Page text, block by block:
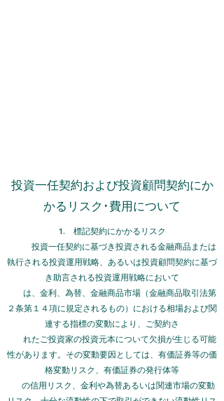
投資一任契約および投資顧問契約にか
かるリスク･費用について
1. 標記契約にかかるリスク
投資一任契約に基づき投資される金融商品または
執行される投資運用戦略、あるいは投資顧問契約に基づ
き助言される投資運用戦略において
は、 金利、為替、金融商品市場（金融商品取引法第
２条第１４項に規定されるもの）における相場および関
連する指標の変動により、ご契約さ
れたご投資家の投資元本について欠損が生じる可能
性があります。その変動要因としては、有価証券等の価
格変動リスク、有価証券の発行体等
の信用リスク、金利や為替あるいは関連市場の変動